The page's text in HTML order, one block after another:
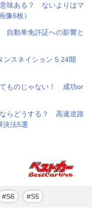
意味ある？ ないよりはマ
6枚）
自動車免許証への影響と
スネイション 5.24開
ものじゃない！ 成功or
らどうする？ 高速道路
決法5選
#S6 #S5